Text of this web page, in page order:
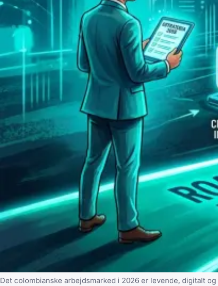
Det colombianske arbejdsmarked i 2026 er levende, digitalt